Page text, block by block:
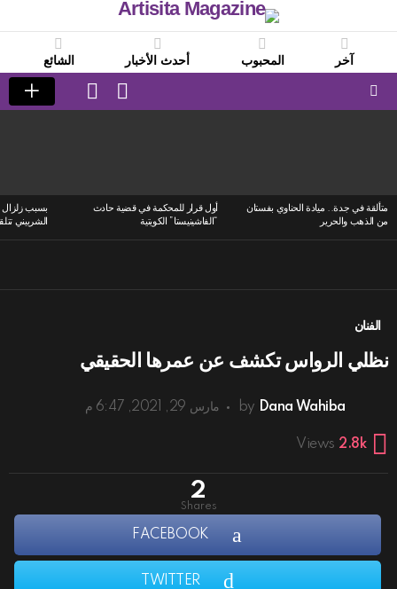
آخر المحبوب أحدث الأخبار الشائع
SWITCH
SKIN
LOGIN
متألقة في جدة.. ميادة الحناوي بفستان
من الذهب والحرير
أول قرار للمحكمة في قضية حادث
“الفاشينيستا” الكويتية
بسبب زلزال
الشربيني
الفنان
نظلي الرواس تكشف عن عمرها الحقيقي
by Dana Wahiba مارس 29, 2021, 6:47 م
2.8k
Views
2
shares
FACEBOOK
TWITTER